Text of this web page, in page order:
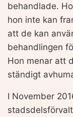
behandlade.
hon inte kan
att de kan
behandlingen
Hon menar att
ständigt
I November